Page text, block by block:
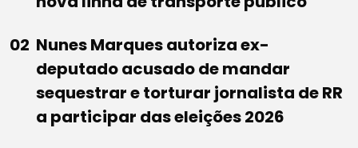
Nunes Marques autoriza ex-
deputado acusado de mandar
sequestrar e torturar jornalista de RR
a participar das eleições 2026